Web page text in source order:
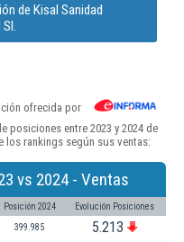
de Kisal Sanidad
ofrecida por
posiciones entre 2023 y 2024 de
los rankings según sus ventas:
vs 2024 - Ventas
Posición 2024 Evolución Posiciones
399.985 5.213